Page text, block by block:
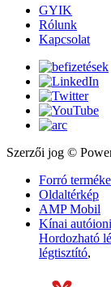
GYIK
Rólunk
Kapcsolat
Szerzői jog ©
Forró
Oldaltérkép
AMP Mobil
Kínai
Hordozható
légtisztító,